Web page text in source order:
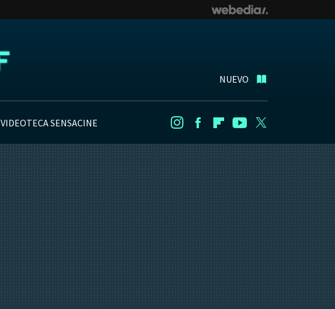
NUEVO
VIDEOTECA SENSACINE InstagramFacebookFlipboard
Youtube